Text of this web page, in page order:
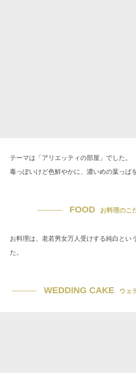
テーマは「アリエッティの部屋」でした。
毒っぽいけど色鮮やかに、濃いめの葉っぱ
FOOD お料理のこ
お料理は、老若男女万人受けする純白とい
た。
WEDDING CAKE ウェ